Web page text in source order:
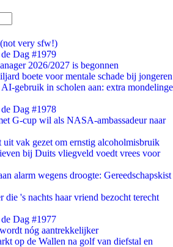
very sfw!)
Dag #1979
2026/2027 is begonnen
boete voor mentale schade bij jongeren
gebruik in scholen aan: extra mondelinge
Dag #1978
G-cup wil als NASA-ambassadeur naar
uit vak gezet om ernstig alcoholmisbruik
bij Duits vliegveld voedt vrees voor
alarm wegens droogte: Gereedschapskist
die 's nachts haar vriend bezocht terecht
Dag #1977
nóg aantrekkelijker
op de Wallen na golf van diefstal en